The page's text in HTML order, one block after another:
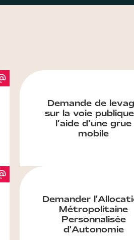
Demande de
sur la voie
l’aide d’une grue
mobile
Demander
Métropolitaine
Personnalisée
d'Autonomie